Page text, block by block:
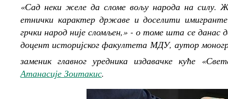
«Сад неки желе да сломе вољу народа на силу.
етнички карактер државе и доселити
грчки народ није сломљен,» - о томе шта се данас
доцент историјског факултета МДУ, аутор
заменик главног уредника издавачке куће
Атанасије Зоитакис.